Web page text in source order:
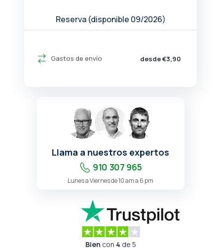
Gastos de envío desde €3,90
Reserva (disponible 09/2026)
Llama a nuestros expertos
910 307 965
Lunes a Viernes de 10 am a 6 pm
Bien con 4 de 5